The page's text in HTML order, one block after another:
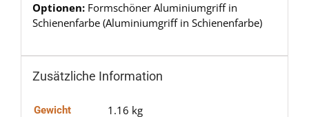
Optionen: Formschöner Aluminiumgriff in
Schienenfarbe (Aluminiumgriff in Schienenfarbe)
Zusätzliche Information
Gewicht 1.16 kg